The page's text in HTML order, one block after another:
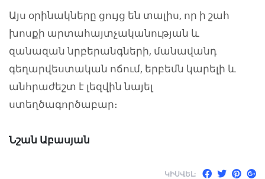
Այս օրինակները ցույց են տալիս, որ ի շահ
խոսքի արտահայտչականության և
զանազան նրբերանգների, մանավանդ
գեղարվեստական ոճում, երբեմն կարելի և
անհրաժեշտ է լեզվին նայել
ստեղծագործաբար։
Նշան Աբասյան
ԿԻՍՎԵԼ: